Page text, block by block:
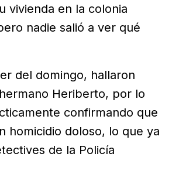
vivienda en la colonia
nadie salió a ver qué
del domingo, hallaron
Heriberto, por lo
confirmando que
homicidio doloso, lo que ya
de la Policía